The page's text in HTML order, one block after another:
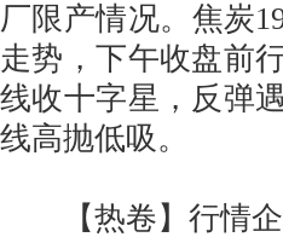
厂限产情况。焦炭
走势，下午收盘前
线收十字星，反弹
线高抛低吸。
【热卷】行情企